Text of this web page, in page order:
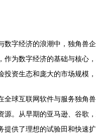
数字经济的浪潮中，独角兽
作为数字经济的基础与核心
投资生态和庞大的市场规模
全球互联网软件与服务独角
源。从早期的亚马逊、谷歌
提供了理想的试验田和快速